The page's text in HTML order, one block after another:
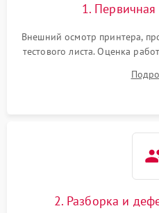
1. Первичная
Внешний осмотр принтера,
тестового листа. Оценка
выявление посторонних
дефектов печати
2. Разборка и